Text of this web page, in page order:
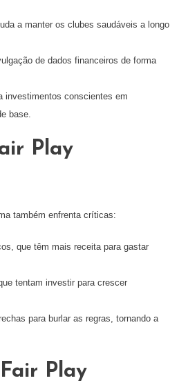
a manter os clubes saudáveis a longo
de dados financeiros de forma
investimentos conscientes em
base.
Play
também enfrenta críticas:
que têm mais receita para gastar
tentam investir para crescer
para burlar as regras, tornando a
Play